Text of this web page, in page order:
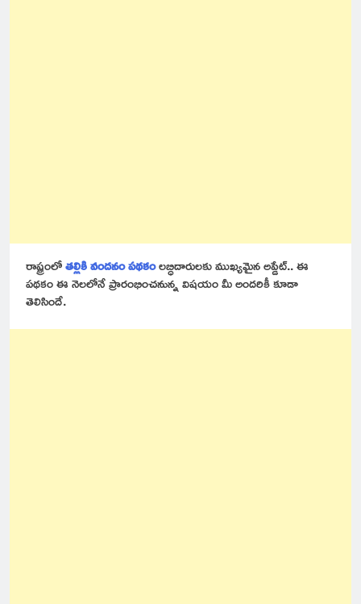
రాష్ట్రంలోతల్లికి వందనం పథకంలబ్ధిదారులకు ముఖ్యమైన అప్డేట్.. ఈ
పథకం ఈ నెలలోనే ప్రారంభించనున్న విషయం మీ అందరికీ కూడా
తెలిసిందే.